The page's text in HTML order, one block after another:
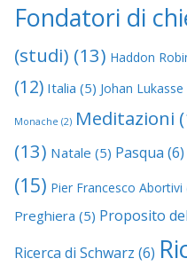
Fondatori di
(studi) (13) Haddon
(12) Italia (5) Johan Lukasse
Monache (2) Meditazioni
(13) Natale (5) Pasqua (6)
(15) Pier Francesco Abortivi
Preghiera (5) Proposito
Ricerca di Schwarz (6)